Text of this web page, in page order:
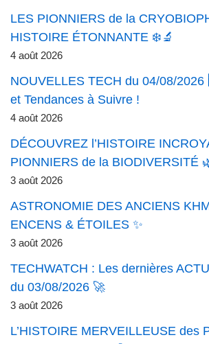
LES PIONNIERS de la
HISTOIRE ÉTONNANTE ❄️🔬
4 août 2026
NOUVELLES TECH du 04/08/
et Tendances à Suivre !
4 août 2026
DÉCOUVREZ l’HISTOIRE
PIONNIERS de la BIODIVERSITÉ
3 août 2026
ASTRONOMIE DES ANCIENS
ENCENS & ÉTOILES ✨
3 août 2026
TECHWATCH : Les dernières
du 03/08/2026 🚀
3 août 2026
L’HISTOIRE MERVEILLEUSE des